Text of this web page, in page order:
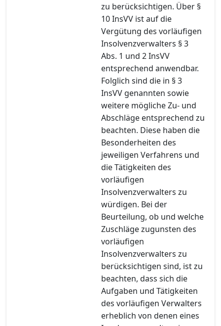
zu berücksichtigen. Über §
10 InsVV ist auf die
Vergütung des vorläufigen
Insolvenzverwalters § 3
Abs. 1 und 2 InsVV
entsprechend anwendbar.
Folglich sind die in § 3
InsVV genannten sowie
weitere mögliche Zu- und
Abschläge entsprechend zu
beachten. Diese haben die
Besonderheiten des
jeweiligen Verfahrens und
die Tätigkeiten des
vorläufigen
Insolvenzverwalters zu
würdigen. Bei der
Beurteilung, ob und welche
Zuschläge zugunsten des
vorläufigen
Insolvenzverwalters zu
berücksichtigen sind, ist zu
beachten, dass sich die
Aufgaben und Tätigkeiten
des vorläufigen Verwalters
erheblich von denen eines